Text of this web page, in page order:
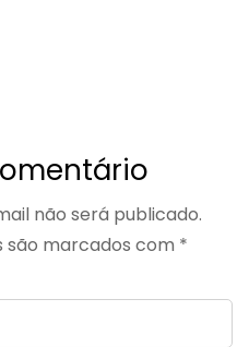
não será publicado.
marcados com *